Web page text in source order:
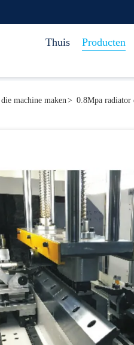
Thuis Producten
machine maken> 0.8Mpa radiator